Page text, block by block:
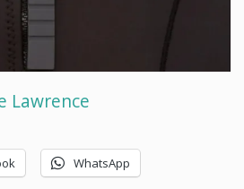
Lawrence
WhatsApp